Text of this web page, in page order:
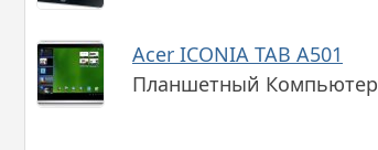
Acer ICONIA TAB A501
Планшетный Компьютер